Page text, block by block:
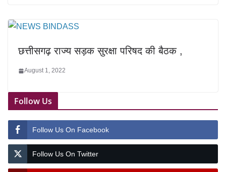
छत्तीसगढ़ राज्य सड़क सुरक्षा परिषद की बैठक ,
August 1, 2022
Follow Us
Follow Us On Facebook
Follow Us On Twitter